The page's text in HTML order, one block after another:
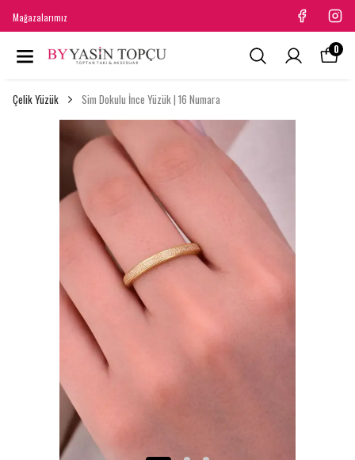
Mağazalarımız
0
Çelik Yüzük Sim Dokulu İnce Yüzük | 16 Numara